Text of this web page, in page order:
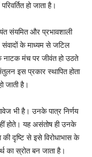
हो जाता है।
संयमित और प्रभावशाली
के माध्यम से जटिल
नाटक मंच पर जीवंत हो उठते
इस प्रकार स्थापित होता
जाती है।
भी है। उनके पात्र निर्णय
होते। यह असंतोष ही उनके
की दृष्टि से इसे विरोधाभास के
का स्रोत बन जाता है।